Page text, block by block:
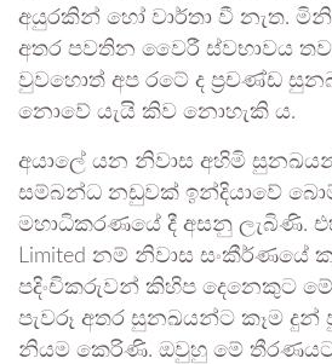
අයුරකින් හෝ වාර්තා වී නැත.
අතර පවතින වෛරී ස්වභාවය
වුවහොත් අප රටේ ද ප්‍රචණ්ඩ
නොවේ යැයි කිව නොහැකි ය.
අයාලේ යන නිවාස අහිමි
සම්බන්ධ නඩුවක් ඉන්දියාවේ
මහාධිකරණයේ දී අසනු ලැබිණි.
Limited නම් නිවාස සංකීර්ණයේ
පදිංචිකරුවන් කිහිප දෙනෙකුට
පැවරූ අතර සුනඛයන්ට කෑම දුන්
නියම කෙරිණි. ඔවුහු මේ